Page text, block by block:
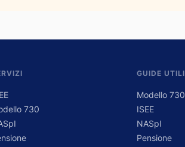
730
GUIDE UTILI
Modello 730
ISEE
NASpI
Pensione